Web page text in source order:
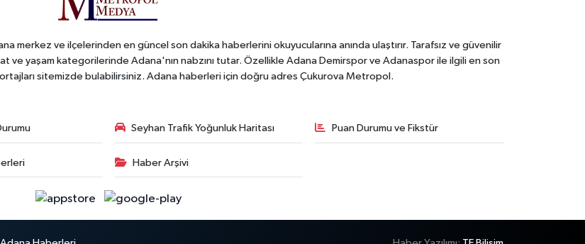
merkez ve ilçelerinden en güncel son dakika haberlerini okuyucularına anında ulaştırır. Tarafsız ve güvenilir
ve yaşam kategorilerinde Adana'nın nabzını tutar. Özellikle Adana Demirspor ve Adanaspor ile ilgili en son
sitemizde bulabilirsiniz. Adana haberleri için doğru adres Çukurova Metropol.
Seyhan Trafik Yoğunluk Haritası Puan Durumu ve Fikstür
Haber Arşivi